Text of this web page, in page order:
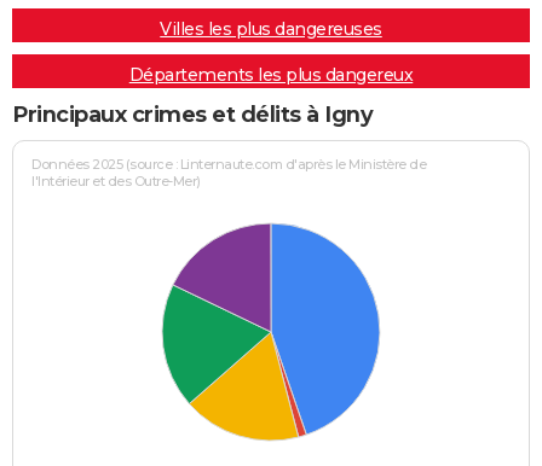
Villes les plus dangereuses
Départements les plus dangereux
Principaux crimes et délits à Igny
Données 2025 (source : Linternaute.com d'après le Ministère de
l'Intérieur et des Outre-Mer)